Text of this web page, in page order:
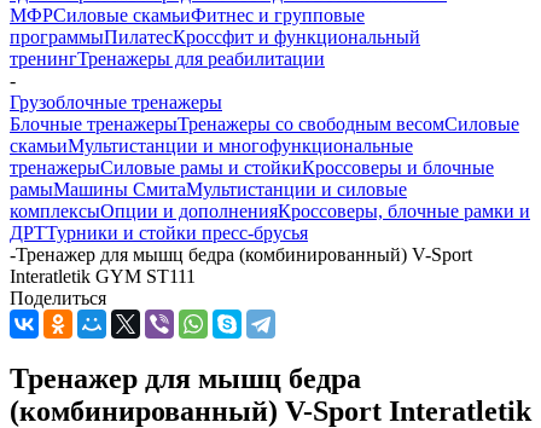
МФРСиловые скамьиФитнес и групповые
программыПилатесКроссфит и функциональный
тренингТренажеры для реабилитации
-
Грузоблочные тренажеры
Блочные тренажерыТренажеры со свободным весомСиловые
скамьиМультистанции и многофункциональные
тренажерыСиловые рамы и стойкиКроссоверы и блочные
рамыМашины СмитаМультистанции и силовые
комплексыОпции и дополненияКроссоверы, блочные рамки и
ДРТТурники и стойки пресс-брусья
-Тренажер для мышц бедра (комбинированный) V-Sport
Interatletik GYM ST111
Поделиться
Тренажер для мышц бедра
(комбинированный) V-Sport Interatletik